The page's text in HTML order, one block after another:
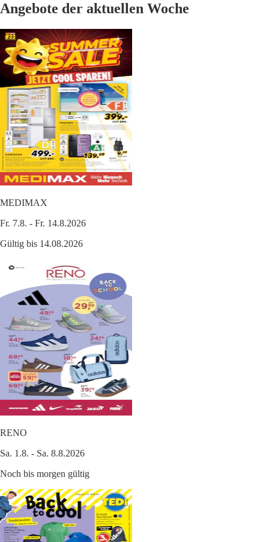
Angebote der aktuellen Woche
MEDIMAX
Fr. 7.8. - Fr. 14.8.2026
Gültig bis 14.08.2026
RENO
Sa. 1.8. - Sa. 8.8.2026
Noch bis morgen gültig